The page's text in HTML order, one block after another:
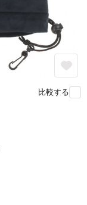
比較する